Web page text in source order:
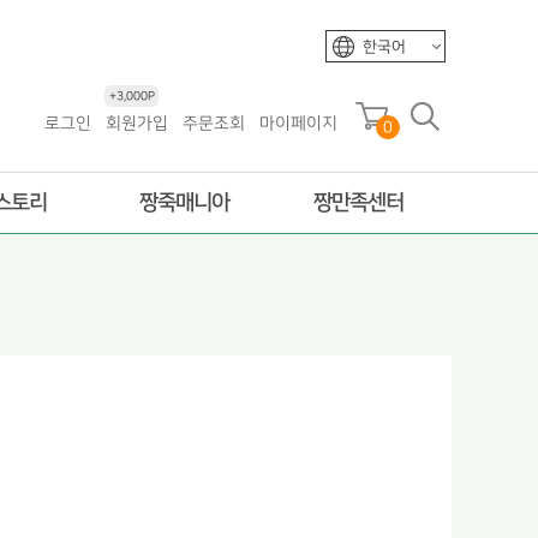
한국어
로그인 회원가입
+3,000P
주문조회 마이페이지 0
토리 짱죽매니아 짱만족센터